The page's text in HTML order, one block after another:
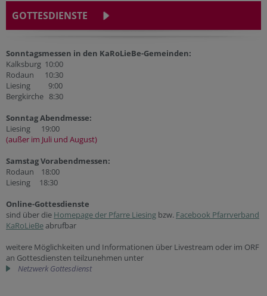
GOTTESDIENSTE
Sonntagsmessen in den KaRoLieBe-Gemeinden:
Kalksburg 10:00
Rodaun 10:30
Liesing 9:00
Bergkirche 8:30
Sonntag Abendmesse:
Liesing 19:00
(außer im Juli und August)
Samstag Vorabendmessen:
Rodaun 18:00
Liesing 18:30
Online-Gottesdienste
sind über die Homepage der Pfarre Liesing bzw. Facebook Pfarrverband
KaRoLieBeabrufbar
weitere Möglichkeiten und Informationen über Livestream oder im ORF
an Gottesdiensten teilzunehmen unter
Netzwerk Gottesdienst